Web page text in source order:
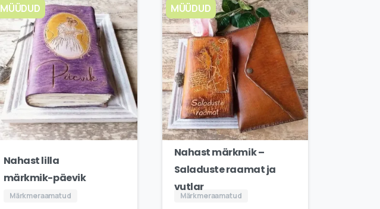
MÜÜDUD
Nahast lilla
märkmik-päevik
Märkmeraamatud
MÜÜDUD
Nahast märkmik –
Saladuste raamat ja
vutlar
Märkmeraamatud